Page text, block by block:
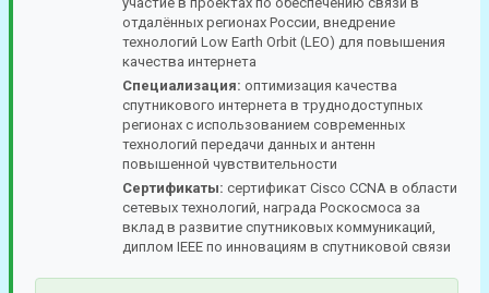
отдалённых регионах России, внедрение
технологий Low Earth Orbit (LEO) для повышения
качества интернета
Специализация: оптимизация качества
спутникового интернета в труднодоступных
регионах с использованием современных
технологий передачи данных и антенн
повышенной чувствительности
Сертификаты: сертификат Cisco CCNA в области
сетевых технологий, награда Роскосмоса за
вклад в развитие спутниковых коммуникаций,
диплом IEEE по инновациям в спутниковой связи